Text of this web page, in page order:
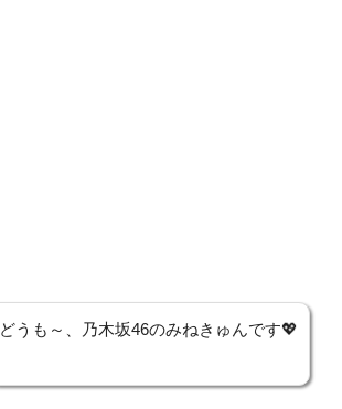
どうも～、乃木坂46のみねきゅんです💖